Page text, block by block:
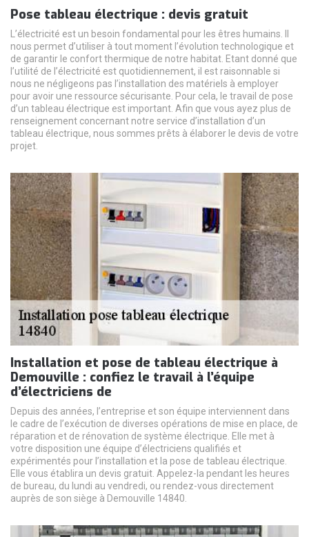
Pose tableau électrique : devis gratuit
L’électricité est un besoin fondamental pour les êtres humains. Il
nous permet d’utiliser à tout moment l’évolution technologique et
de garantir le confort thermique de notre habitat. Etant donné que
l’utilité de l’électricité est quotidiennement, il est raisonnable si
nous ne négligeons pas l’installation des matériels à employer
pour avoir une ressource sécurisante. Pour cela, le travail de pose
d’un tableau électrique est important. Afin que vous ayez plus de
renseignement concernant notre service d’installation d’un
tableau électrique, nous sommes prêts à élaborer le devis de votre
projet.
Installation et pose de tableau électrique à
Demouville : confiez le travail à l’équipe
d’électriciens de
Depuis des années, l’entreprise et son équipe interviennent dans
le cadre de l’exécution de diverses opérations de mise en place, de
réparation et de rénovation de système électrique. Elle met à
votre disposition une équipe d’électriciens qualifiés et
expérimentés pour l’installation et la pose de tableau électrique.
Elle vous établira un devis gratuit. Appelez-la pendant les heures
de bureau, du lundi au vendredi, ou rendez-vous directement
auprès de son siège à Demouville 14840.